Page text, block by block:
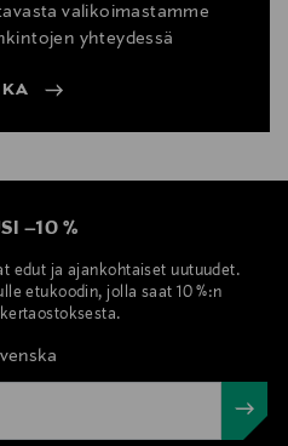
valikoimastamme
yhteydessä
–10 %
edut ja ajankohtaiset uutuudet.
etukoodin, jolla saat 10 %:n